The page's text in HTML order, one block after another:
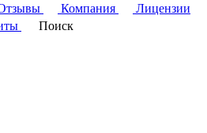
Компания
Лицензии
Поиск